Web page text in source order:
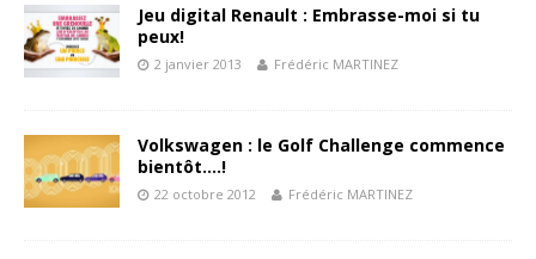
Jeu digital Renault : Embrasse-moi si tu
peux!
2 janvier 2013 Frédéric MARTINEZ
Volkswagen : le Golf Challenge commence
bientôt….!
22 octobre 2012 Frédéric MARTINEZ